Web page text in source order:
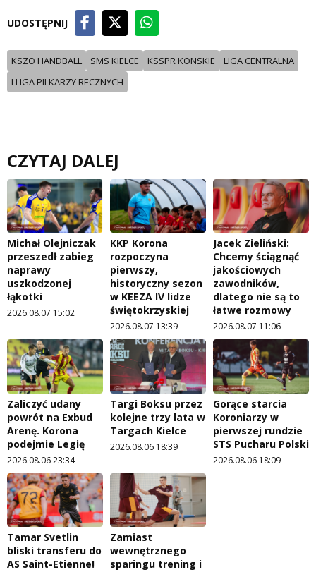
UDOSTĘPNIJ
KSZO HANDBALL SMS KIELCE KSSPR KONSKIE
LIGA CENTRALNA
I LIGA PILKARZY RECZNYCH
CZYTAJ DALEJ
Michał Olejniczak
przeszedł zabieg
naprawy
uszkodzonej
łąkotki
2026.08.07 15:02
KKP Korona
rozpoczyna
pierwszy,
historyczny sezon
w KEEZA IV lidze
świętokrzyskiej
2026.08.07 13:39
Jacek Zieliński:
Chcemy ściągnąć
jakościowych
zawodników,
dlatego nie są to
łatwe rozmowy
2026.08.07 11:06
Zaliczyć udany
powrót na Exbud
Arenę. Korona
podejmie Legię
2026.08.06 23:34
Targi Boksu przez
kolejne trzy lata w
Targach Kielce
2026.08.06 18:39
Gorące starcia
Koroniarzy w
pierwszej rundzie
STS Pucharu Polski
2026.08.06 18:09
Tamar Svetlin
bliski transferu do
AS Saint-Etienne!
Zamiast
wewnętrznego
sparingu trening i